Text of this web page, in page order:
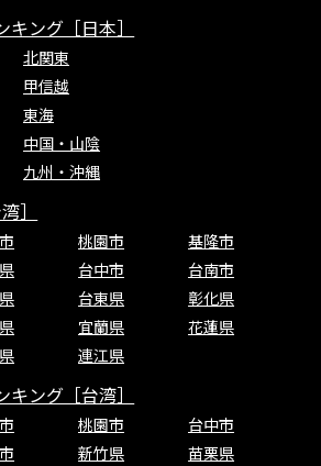
ング［日本］
北関東
甲信越
東海
中国・山陰
九州・沖縄
］
桃園市
基隆市
台中市
台南市
台東県
彰化県
宜蘭県
花蓮県
連江県
ング［台湾］
桃園市
台中市
新竹県
苗栗県